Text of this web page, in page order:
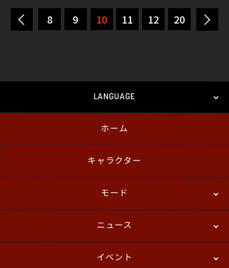
8 9 10 11 12 20
LANGUAGE
English
ホーム
キャラクター
モード
バトル
ニュース
パッチノート
イベント